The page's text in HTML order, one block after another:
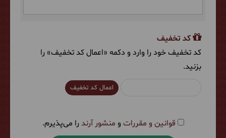
کد تخفیف
کد تخفیف خود را وارد و دکمه «اعمال کد تخفیف» را
بزنید.
اعمال کد تخفیف
قوانین و مقررات و منشور آرند را می‌پذیرم.